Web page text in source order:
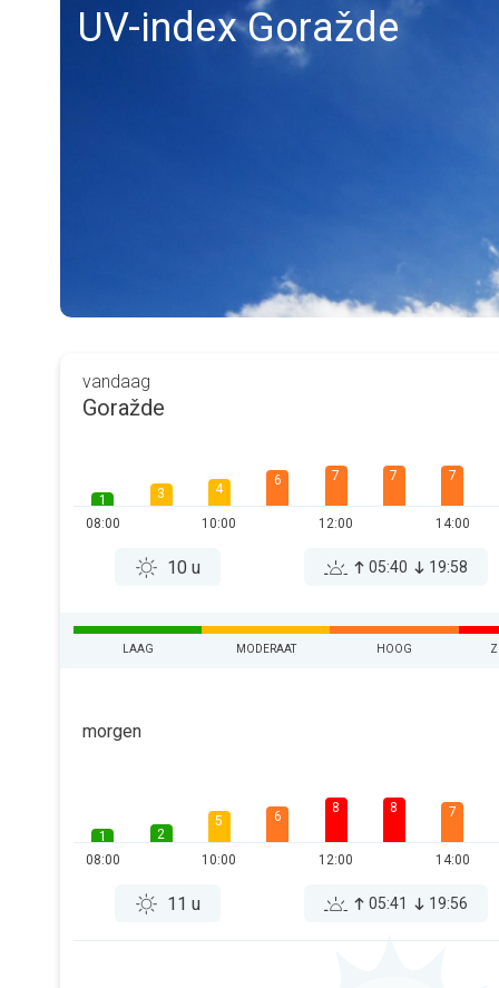
UV-index Goražde
vandaag
Goražde
1
08:00
3 4
10:00
6 7
12:00
7 7
14:00
10 u 05:40 19:58
LAAG MODERAAT HOOG
morgen
1
08:00
2
5
10:00
6
8
12:00
8 7
14:00
11 u 05:41 19:56